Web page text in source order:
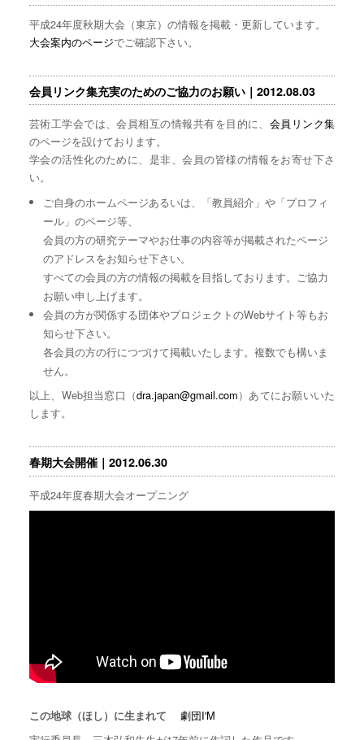
平成24年度秋期大会（東京）の情報を掲載・更新しています。
大会案内のページでご確認下さい。
会員リンク集充実のためのご協力のお願い｜2012.08.03
芸術工学会では、会員相互の情報共有を目的に、 会員リンク集
のページを設けております。
学会の活性化のために、是非、会員の皆様の情報をお寄せ下さ
い。
ご自身のホームページあるいは、「教員紹介」や「プロフィ
ール」のページ等、
会員の方の研究テーマやお仕事の内容等が掲載されたページ
のアドレスをお知らせ下さい。
すべての会員の方の情報の掲載を目指しております。ご協力
お願い申し上げます。
会員の方が関係する団体やプロジェクトのWebサイト等もお
知らせ下さい。
各会員の方の行につづけて掲載いたします。複数でも構いま
せん。
以上、Web担当窓口（dra.japan@gmail.com）あてにお願いいた
します。
春期大会開催｜2012.06.30
平成24年度春期大会オープニング
この地球（ほし）に生まれて
劇団I'M